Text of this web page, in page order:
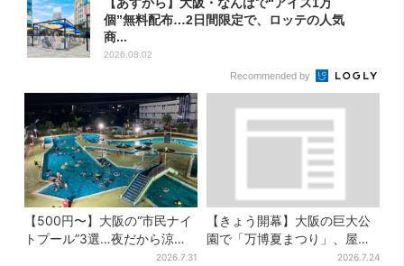
個”無料配布…2日間限定で、ロッテの人気
商...
2026.08.02
Recommended by
【500円〜】大阪の“市民ナイ
トプール”3選…夜だから涼し
2026.7.31
【きょう開幕】大阪の巨大公
園で「万博夏まつり」、屋台
グルメ＆幻想的イルミネーシ
2026.7.24